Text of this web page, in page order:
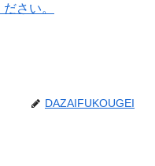
さい。
DAZAIFUKOUGEI